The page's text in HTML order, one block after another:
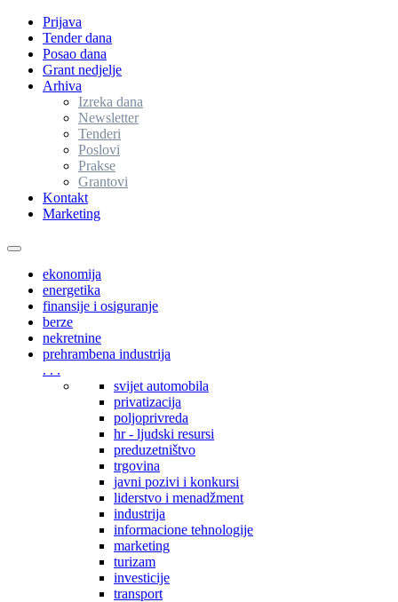
Prijava
Tender dana
Posao dana
Grant nedjelje
Arhiva
Izreka dana
Newsletter
Tenderi
Poslovi
Prakse
Grantovi
Kontakt
Marketing
Toggle
navigationekonomija
energetika
finansije i osiguranje
berze
nekretnine
prehrambena industrija
. . .
svijet automobila
privatizacija
poljoprivreda
hr - ljudski resursi
preduzetništvo
trgovina
javni pozivi i konkursi
liderstvo i menadžment
industrija
informacione tehnologije
marketing
turizam
investicije
transport